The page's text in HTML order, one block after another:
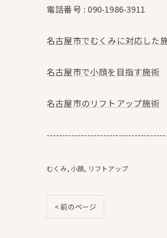
電話番号 : 090-1986-3911
名古屋市でむくみに対応した
名古屋市で小顔を目指す施術
名古屋市のリフトアップ施術
むくみ 小顔 リフトアップ
< 前のページ